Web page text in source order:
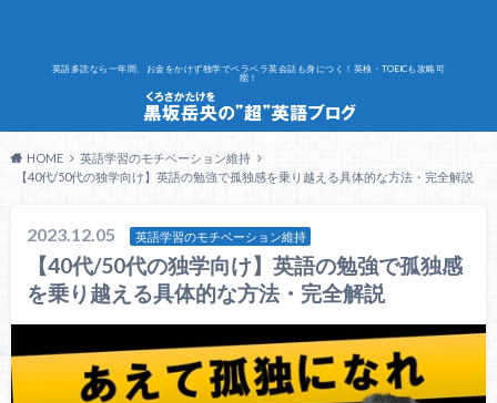
英語多読なら一年間、お金をかけず独学でペラペラ英会話も身につく！英検・TOEICも攻略可
能！
HOME
英語学習のモチベーション維持
【40代/50代の独学向け】英語の勉強で孤独感を乗り越える具体的な方法・完全解説
2023.12.05 英語学習のモチベーション維持
【40代/50代の独学向け】英語の勉強で孤独感
を乗り越える具体的な方法・完全解説